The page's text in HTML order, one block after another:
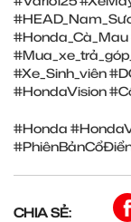
#Honda_Cà_Mau
#Xe_Sinh_viên
#HondaVision
#Honda
CHIA SẺ: